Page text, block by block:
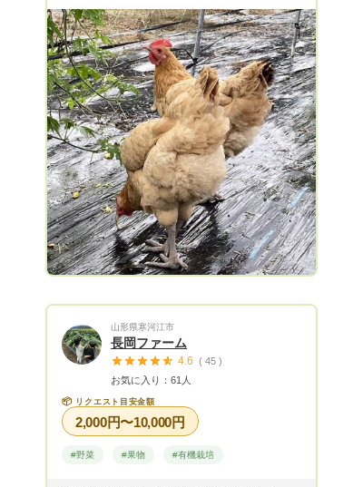
しいまちです。 先祖代々の農地で祖父、
父と続く農家で 水田も代々続いており父
の他界を機に 家業を受け継ぎ農業を始め
ました。 元々田んぼだった為水田を利用
し 現在は農薬、除草剤一切不使用の 露地
無農薬野菜の有機栽培に取り組んでおりま
す。 生態系の根本をなす微生物環境のバ
ランスを保ち 化学農薬や化学肥料を使わ
ず 作物が美味しく安定的に栽培はできな
いかと 自然界にある落ち葉又は緑肥米ぬ
かなどの 有機物炭素分を中心に土づくり
をおこない 作物の生育状況を見ながら 必
要に応じて菜種油かす又は発酵鶏糞などの
有機肥料を少量施肥して栽培しておりま
発展に繋がるよう 全力で取り組んでる次
第でございます。 小さな個人百姓で微力
Next
山形県寒河江市
長岡ファーム
4.6 ( 45 )
お気に入り：61人
📦 リクエスト目安金額
2,000円〜10,000円
#野菜 #果物 #有機栽培